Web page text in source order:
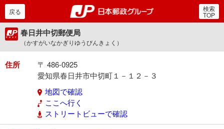
郵便局・日本郵政グルー
戻る 検索
TOP
春日井中切郵便局
（かすがいなかぎりゆうびんきょく）
住所
〒 486-0925
愛知県春日井市中切町１－１２－３
地図で確認
ここへ行く
ストリートビューで確認